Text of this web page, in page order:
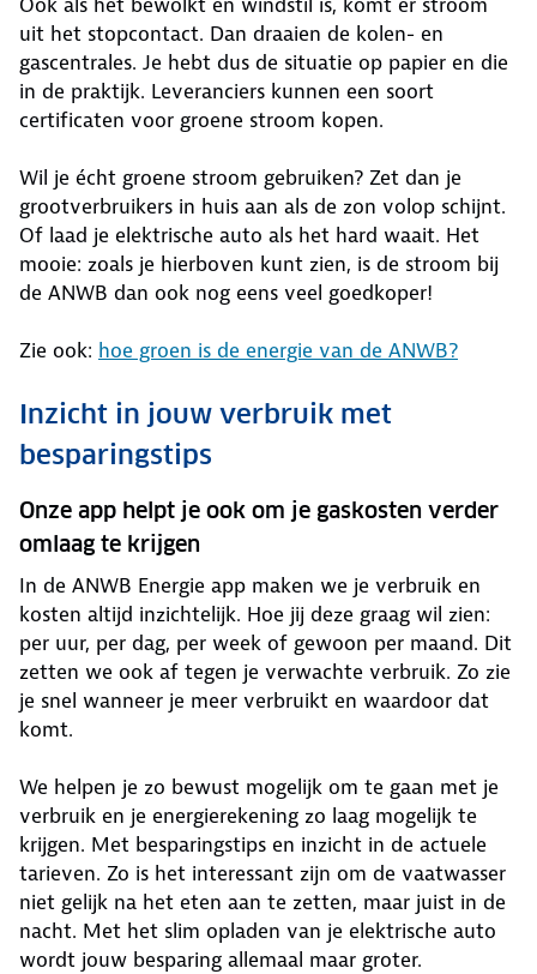
uit het stopcontact. Dan draaien de kolen- en
gascentrales. Je hebt dus de situatie op papier en die
in de praktijk. Leveranciers kunnen een soort
certificaten voor groene stroom kopen.
Wil je écht groene stroom gebruiken? Zet dan je
grootverbruikers in huis aan als de zon volop schijnt.
Of laad je elektrische auto als het hard waait. Het
mooie: zoals je hierboven kunt zien, is de stroom bij
de ANWB dan ook nog eens veel goedkoper!
Zie ook: hoe groen is de energie van de ANWB?
Inzicht in jouw verbruik met
besparingstips
Onze app helpt je ook om je gaskosten verder
omlaag te krijgen
In de ANWB Energie app maken we je verbruik en
kosten altijd inzichtelijk. Hoe jij deze graag wil zien:
per uur, per dag, per week of gewoon per maand. Dit
zetten we ook af tegen je verwachte verbruik. Zo zie
je snel wanneer je meer verbruikt en waardoor dat
komt.
We helpen je zo bewust mogelijk om te gaan met je
verbruik en je energierekening zo laag mogelijk te
krijgen. Met besparingstips en inzicht in de actuele
tarieven. Zo is het interessant zijn om de vaatwasser
niet gelijk na het eten aan te zetten, maar juist in de
nacht. Met het slim opladen van je elektrische auto
wordt jouw besparing allemaal maar groter.